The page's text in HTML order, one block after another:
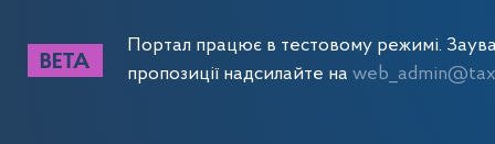
Портал працює в тестовому режимі.
пропозиції надсилайте на